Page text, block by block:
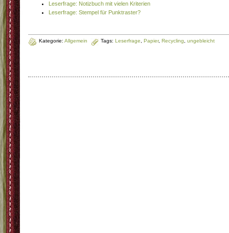
Leserfrage: Notizbuch mit vielen Kriterien
Leserfrage: Stempel für Punktraster?
Kategorie: Allgemein Tags: Leserfrage Papier, Recycling ungebleicht